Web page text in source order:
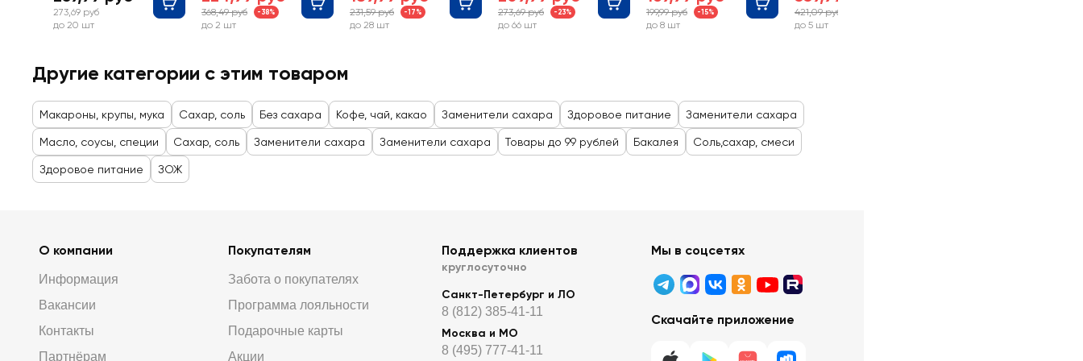
273,69 руб
до 20 шт
368,49 руб -38%
до 2 шт
231,59 руб -17%
до 28 шт
273,69 руб -23%
до 66 шт
199,99 руб -15%
до 8 шт
421,09 руб
до 5 шт
Другие категории с этим товаром
Макароны, крупы, мука Сахар, соль Без сахара Кофе, чай, какао Заменители сахара Здоровое питание Заменители сахара
Масло, соусы, специи Сахар, соль Заменители сахара Заменители сахара Товары до 99 рублей Бакалея Соль,сахар, смеси
Здоровое питание ЗОЖ
О компании
Информация
Вакансии
Контакты
Партнёрам
Покупателям
Забота о покупателях
Программа лояльности
Подарочные карты
Акции
Поддержка клиентов
круглосуточно
Санкт-Петербург и ЛО
8 (812) 385-41-11
Москва и МО
8 (495) 777-41-11
Мы в соцсетях
Скачайте приложение